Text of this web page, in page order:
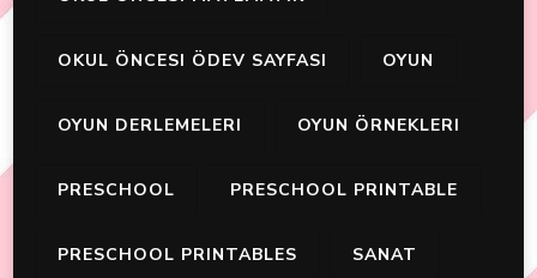
OKUL ÖNCESI ÖDEV SAYFASI OYUN
OYUN DERLEMELERI OYUN ÖRNEKLERI
PRESCHOOL PRESCHOOL PRINTABLE
PRESCHOOL PRINTABLES SANAT